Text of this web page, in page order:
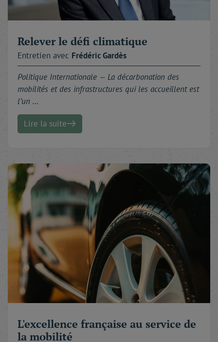
Relever le défi climatique
Entretien avec FrédéricGardès
Politique Internationale — La décarbonation des
mobilités et des infrastructures qui les accueillent est
l’un …
Lire la suite
L'excellence française au service de
la mobilité